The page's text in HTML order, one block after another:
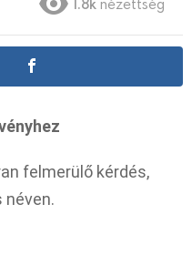
felmerülő kérdés,
néven.